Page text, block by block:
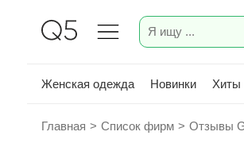
Женская одежда Новинки Хиты
Главная > Список фирм > Отзывы